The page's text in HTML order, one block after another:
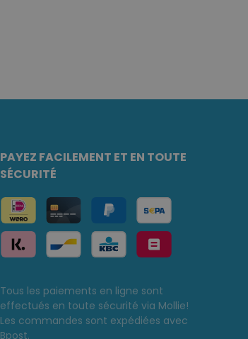
PAYEZ FACILEMENT ET EN TOUTE
SÉCURITÉ
Tous les paiements en ligne sont
effectués en toute sécurité via Mollie!
Les commandes sont expédiées avec
Bpost.